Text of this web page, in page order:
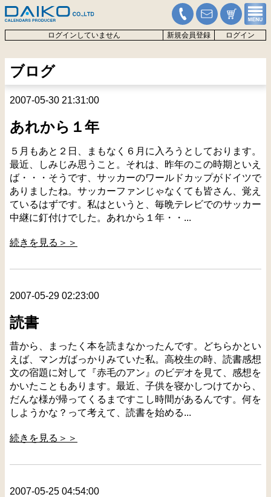
ログインしていません 新規会員登録 ログイン
ブログ
2007-05-30 21:31:00
あれから１年
５月もあと２日、まもなく６月に入ろうとしております。
最近、しみじみ思うこと。それは、昨年のこの時期といえ
ば・・・そうです、サッカーのワールドカップがドイツで
ありましたね。サッカーファンじゃなくても皆さん、覚え
ているはずです。私はというと、毎晩テレビでのサッカー
中継に釘付けでした。あれから１年・・...
続きを見る＞＞
2007-05-29 02:23:00
読書
昔から、まったく本を読まなかったんです。どちらかとい
えば、マンガばっかりみていた私。高校生の時、読書感想
文の宿題に対して『赤毛のアン』のビデオを見て、感想を
かいたこともあります。最近、子供を寝かしつけてから、
だんな様が帰ってくるまですこし時間があるんです。何を
しようかな？って考えて、読書を始める...
続きを見る＞＞
2007-05-25 04:54:00